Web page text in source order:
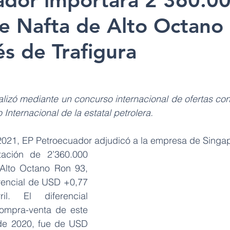
Nafta de Alto Octano
de Trafigura
mediante un concurso internacional de ofertas
de la estatal petrolera.
EP Petroecuador adjudicó a la empresa de
de 2’360.000
Octano Ron 93,
de USD +0,77
El diferencial
venta de este
2020, fue de USD